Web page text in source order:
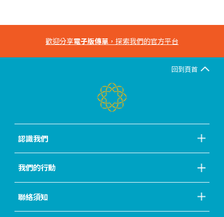
歡迎分享電子版傳單 ，探索我們的官方平台
回到頁首
認識我們
我們的行動
聯絡須知